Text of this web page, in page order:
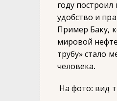
году
удобство и
Пример Баку,
мировой
трубу» стало
человека.
На фото: вид